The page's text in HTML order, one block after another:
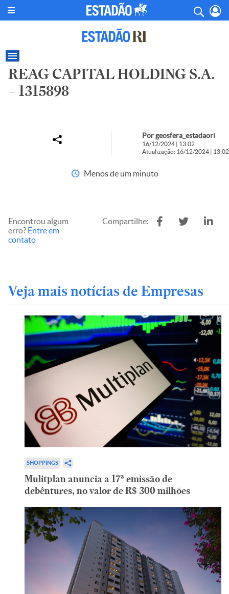
REAG CAPITAL HOLDING S.A.
– 1315898
Por geosfera_estadaori
16/12/2024 | 13:02
Atualização: 16/12/2024 | 13:02
Menos de um minuto
Encontrou algum
erro? Entre em
contato
Compartilhe:
Veja mais notícias de Empresas
SHOPPINGS
Mulitplan anuncia a 17ª emissão de
debêntures, no valor de R$ 300 milhões